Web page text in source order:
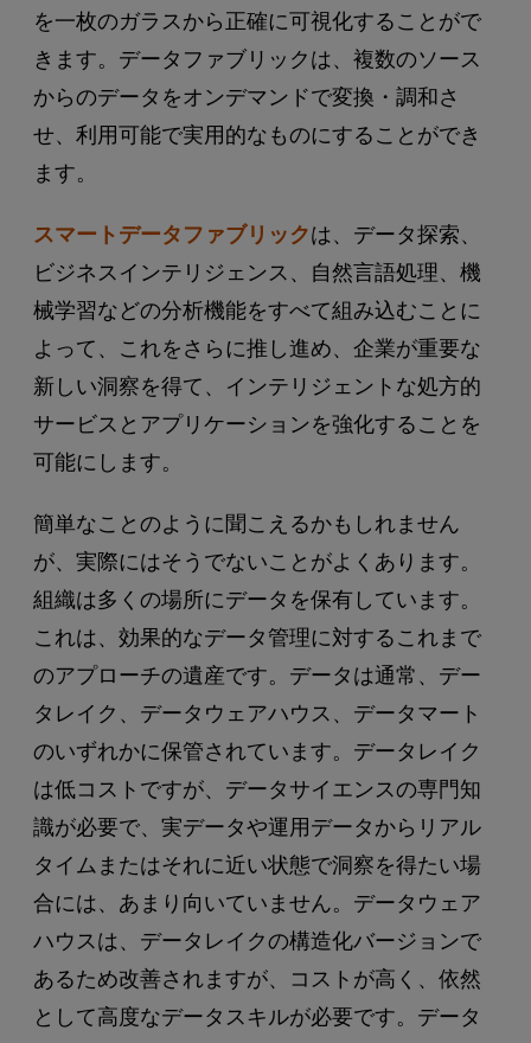
を一枚のガラスから正確に可視化することがで
きます。データファブリックは、複数のソース
からのデータをオンデマンドで変換・調和さ
せ、利用可能で実用的なものにすることができ
ます。
スマートデータファブリックは、データ探索、
ビジネスインテリジェンス、自然言語処理、機
械学習などの分析機能をすべて組み込むことに
よって、これをさらに推し進め、企業が重要な
新しい洞察を得て、インテリジェントな処方的
サービスとアプリケーションを強化することを
可能にします。
簡単なことのように聞こえるかもしれません
が、実際にはそうでないことがよくあります。
組織は多くの場所にデータを保有しています。
これは、効果的なデータ管理に対するこれまで
のアプローチの遺産です。データは通常、デー
タレイク、データウェアハウス、データマート
のいずれかに保管されています。データレイク
は低コストですが、データサイエンスの専門知
識が必要で、実データや運用データからリアル
タイムまたはそれに近い状態で洞察を得たい場
合には、あまり向いていません。データウェア
ハウスは、データレイクの構造化バージョンで
あるため改善されますが、コストが高く、依然
として高度なデータスキルが必要です。データ